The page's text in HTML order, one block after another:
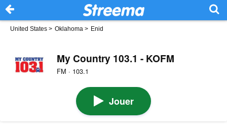
United States > Oklahoma > Enid
My Country 103.1 - KOFM
FM · 103.1
Jouer